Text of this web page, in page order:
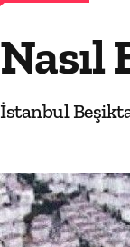
Nasıl
İstanbul